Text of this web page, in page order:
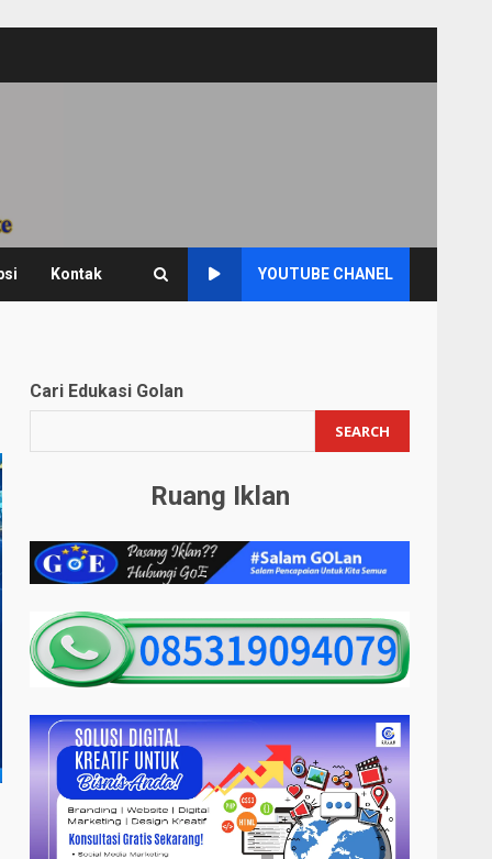
Kontak YOUTUBE CHANEL
Cari Edukasi Golan
SEARCH
Ruang Iklan